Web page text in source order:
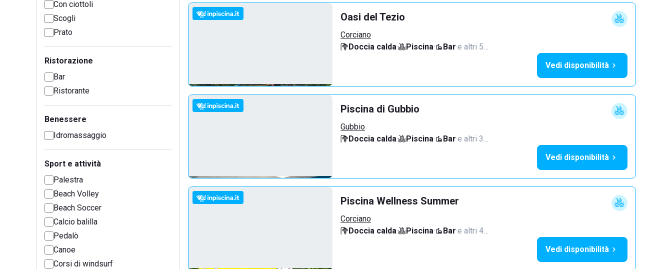
Con ciottoli
Scogli
Prato
Ristorazione
Bar
Ristorante
Benessere
Idromassaggio
Sport e attività
Palestra
Beach Volley
Beach Soccer
Calcio balilla
Pedalò
Canoe
Corsi di windsurf
Oasi del Tezio
Corciano
Doccia calda· Piscina· Bar·e altri 5…
Vedi disponibilità
Piscina di Gubbio
Gubbio
Doccia calda· Piscina· Bar·e altri 3…
Vedi disponibilità
Piscina Wellness Summer
Corciano
Doccia calda· Piscina· Bar·e altri 4…
Vedi disponibilità